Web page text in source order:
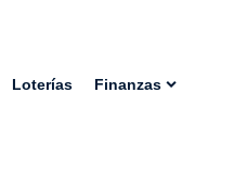
Loterías Finanzas